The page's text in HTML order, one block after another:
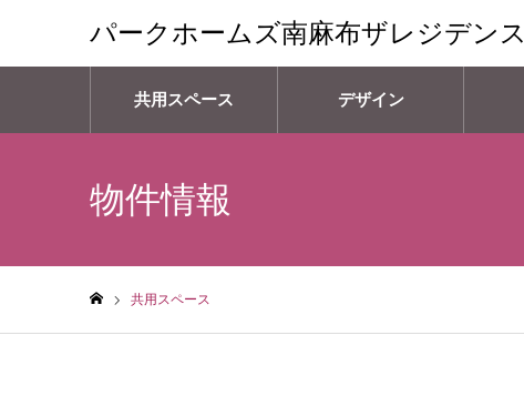
パークホームズ南麻布ザレジデンス
共用スペース デザイン
物件情報
共用スペース